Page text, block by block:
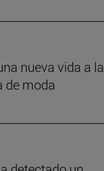
nueva vida a
de moda